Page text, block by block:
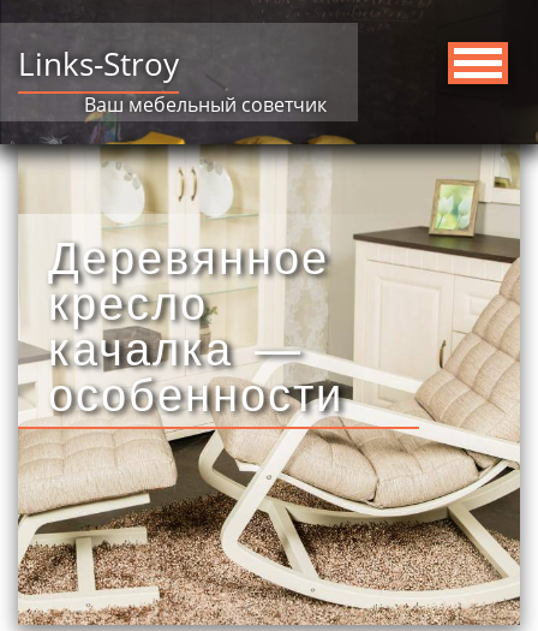
Links-Stroy
Ваш мебельный советчик
Деревянное
кресло
качалка —
особенности